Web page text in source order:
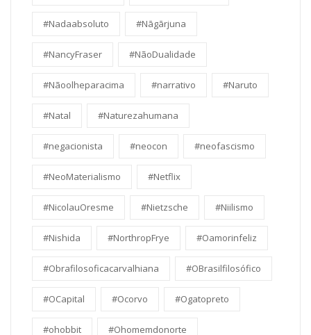
#Nadaabsoluto #Nāgārjuna
#NancyFraser #NãoDualidade
#Nãoolheparacima #narrativo #Naruto
#Natal #Naturezahumana
#negacionista #neocon #neofascismo
#NeoMaterialismo #Netflix
#NicolauOresme #Nietzsche #Niilismo
#Nishida #NorthropFrye #Oamorinfeliz
#Obrafilosoficacarvalhiana #OBrasilfilosófico
#OCapital #Ocorvo #Ogatopreto
#ohobbit #Ohomemdonorte